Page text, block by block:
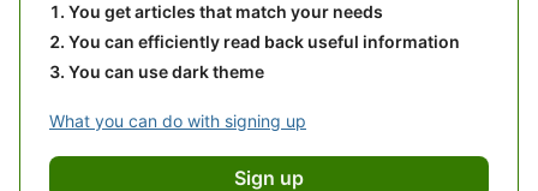
You get articles that match your needs
You can efficiently read back useful information
You can use dark theme
What you can do with signing up
Sign up